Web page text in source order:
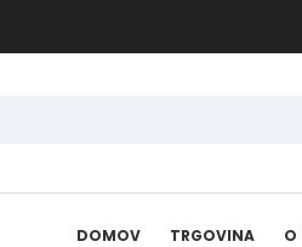
DOMOV TRGOVINA O